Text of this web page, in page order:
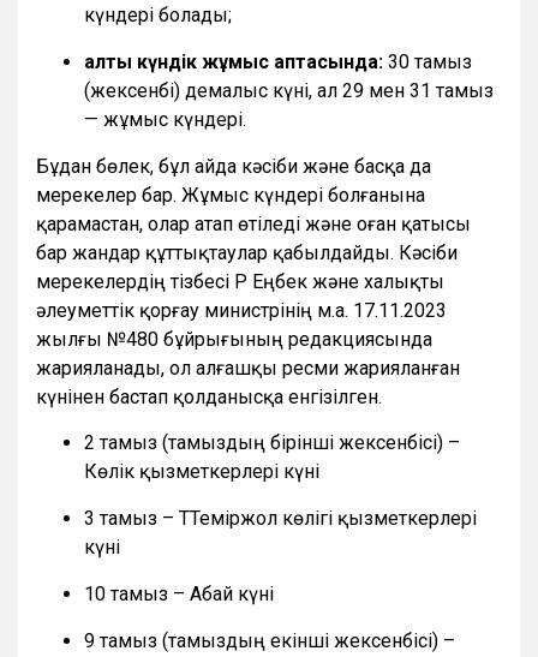
күндері болады;
алты күндік жұмыс аптасында: 30 тамыз
(жексенбі) демалыс күні, ал 29 мен 31 тамыз
— жұмыс күндері.
Бұдан бөлек, бұл айда кәсіби және басқа да
мерекелер бар. Жұмыс күндері болғанына
қарамастан, олар атап өтіледі және оған қатысы
бар жандар құттықтаулар қабылдайды. Кәсіби
мерекелердің тізбесі ҚР Еңбек және халықты
әлеуметтік қорғау министрінің м.а. 17.11.2023
жылғы №480 бұйрығының редакциясында
жарияланады, ол алғашқы ресми жарияланған
күнінен бастап қолданысқа енгізілген.
2 тамыз (тамыздың бірінші жексенбісі) –
Көлік қызметкерлері күні
3 тамыз – ТТеміржол көлігі қызметкерлері
күні
10 тамыз – Абай күні
9 тамыз (тамыздың екінші жексенбісі) –